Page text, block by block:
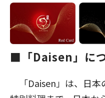
■「Daisen」に
「Daisen」は、日本